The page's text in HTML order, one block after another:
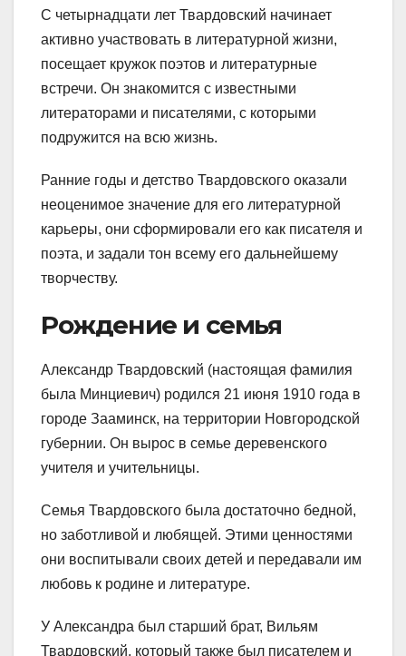
С четырнадцати лет Твардовский начинает
активно участвовать в литературной жизни,
посещает кружок поэтов и литературные
встречи. Он знакомится с известными
литераторами и писателями, с которыми
подружится на всю жизнь.
Ранние годы и детство Твардовского оказали
неоценимое значение для его литературной
карьеры, они сформировали его как писателя и
поэта, и задали тон всему его дальнейшему
творчеству.
Рождение и семья
Александр Твардовский (настоящая фамилия
была Минциевич) родился 21 июня 1910 года в
городе Зааминск, на территории Новгородской
губернии. Он вырос в семье деревенского
учителя и учительницы.
Семья Твардовского была достаточно бедной,
но заботливой и любящей. Этими ценностями
они воспитывали своих детей и передавали им
любовь к родине и литературе.
У Александра был старший брат, Вильям
Твардовский, который также был писателем и